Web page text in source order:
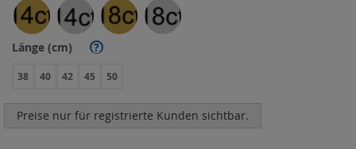
Länge (cm) ?
38 40 42 45 50
Preise nur für registrierte Kunden sichtbar.